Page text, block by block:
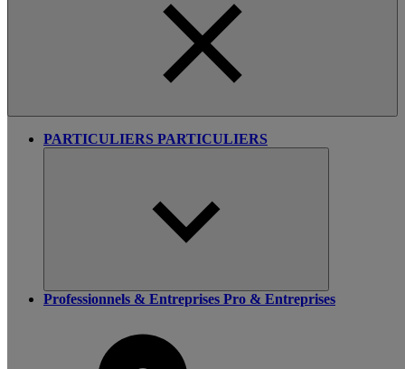
PARTICULIERS PARTICULIERS
Professionnels & Entreprises Pro & Entreprises